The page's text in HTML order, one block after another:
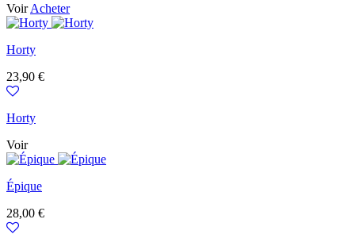
VoirAcheter
Horty
Prix
23,90 €
Horty
Voir
Épique
Prix
28,00 €